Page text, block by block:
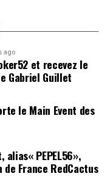
ago
et recevez le
Gabriel Guillet
le Main Event des
PEPEL56»,
de France RedCactus